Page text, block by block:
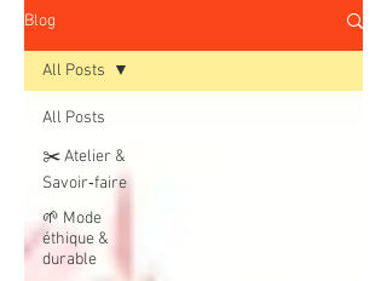
Blog
All Posts
✂️ Atelier &
Savoir‑faire
🌱 Mode
éthique &
durable
All Posts